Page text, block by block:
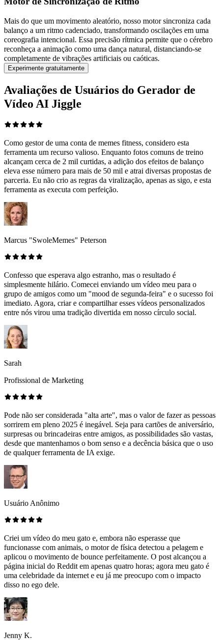
Mais do que um movimento aleatório, nosso motor sincroniza cada
balanço a um ritmo cadenciado, transformando oscilações em uma
coreografia intencional. Essa precisão rítmica permite que o cérebro
reconheça a animação como uma dança natural, distanciando-se
completamente de vibrações artificiais ou caóticas.
Experimente gratuitamente
Avaliações de Usuários do Gerador de
Vídeo AI Jiggle
Como gestor de uma conta de memes fitness, considero esta
ferramenta um recurso valioso. Enquanto fotos comuns de treino
alcançam cerca de 2 mil curtidas, a adição dos efeitos de balanço
eleva esse número para mais de 50 mil e atrai diversas propostas de
parceria. Eu não crio as regras da viralização, apenas as sigo, e esta
ferramenta as executa com perfeição.
Marcus "SwoleMemes" Peterson
Confesso que esperava algo estranho, mas o resultado é
simplesmente hilário. Comecei enviando um vídeo meu para o
grupo de amigos como um "mood de segunda-feira" e o sucesso foi
imediato. Agora, criar e compartilhar esses vídeos personalizados
entre nós virou uma tradição divertida em nosso círculo social.
Sarah
Profissional de Marketing
Pode não ser considerada "alta arte", mas o valor de fazer as pessoas
sorrirem em pleno 2025 é inegável. Seja para cartões de aniversário,
surpresas ou brincadeiras entre amigos, as possibilidades são vastas,
desde que mantenhamos o bom senso e a decência básica que o uso
de qualquer ferramenta de IA exige.
Usuário Anônimo
Criei um vídeo do meu gato e, embora não esperasse que
funcionasse com animais, o motor de física detectou a pelagem e
aplicou o movimento de bounce perfeitamente. O post alcançou a
página inicial do Reddit em apenas quatro horas; agora meu gato é
uma celebridade da internet e eu já me preocupo com o impacto
disso no ego dele.
Jenny K.